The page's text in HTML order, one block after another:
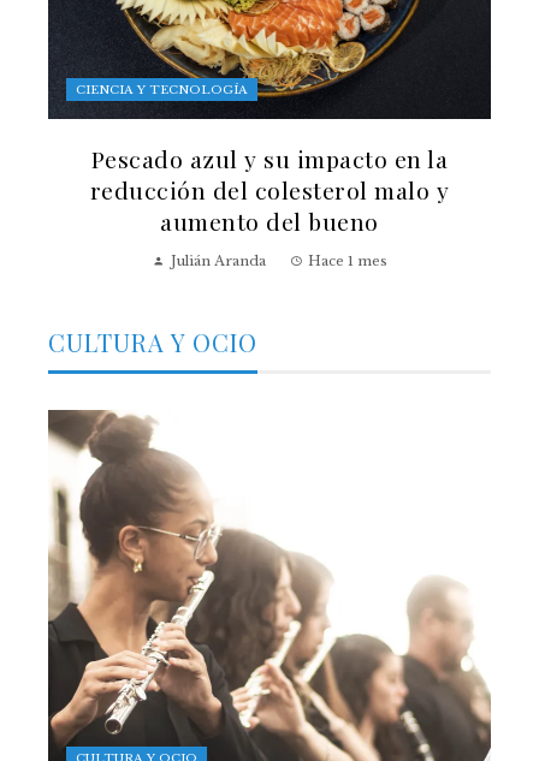
CIENCIA Y TECNOLOGÍA
Pescado azul y su impacto en la
reducción del colesterol malo y
aumento del bueno
Julián Aranda Hace 1 mes
CULTURA Y OCIO